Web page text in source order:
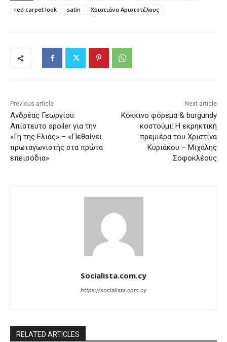
red carpet look
satin Χριστιάνα Αριστοτέλους
Previous article
Ανδρέας Γεωργίου:
Απίστευτο spoiler για την
«Γη της Ελιάς» – «Πεθαίνει
πρωταγωνιστής στα πρώτα
επεισόδια»
Next article
Κόκκινο φόρεμα & burgundy
κοστούμι: Η εκρηκτική
πρεμιέρα του Χριστίνα
Κυριάκου – Μιχάλης
Σοφοκλέους
Socialista.com.cy
https://socialista.com.cy
RELATED ARTICLES